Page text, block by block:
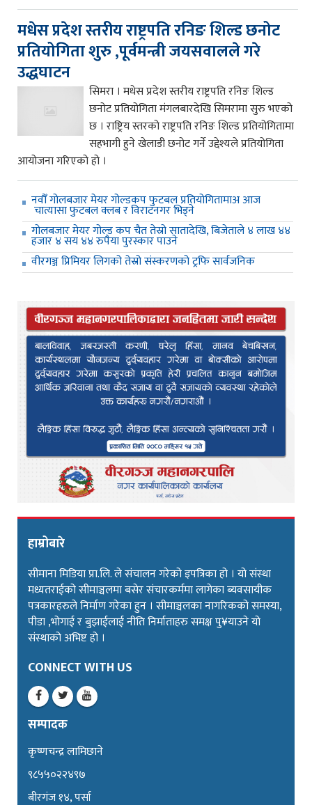
मधेस प्रदेश स्तरीय राष्ट्रपति रनिङ शिल्ड छनोट
प्रतियोगिता शुरु ,पूर्वमन्त्री जयसवालले गरे
उद्धघाटन
सिमरा । मधेस प्रदेश स्तरीय राष्ट्रपति रनिङ शिल्ड
छनोट प्रतियोगिता मंगलबारदेखि सिमरामा सुरु भएको
छ । राष्ट्रिय स्तरको राष्ट्रपति रनिङ शिल्ड प्रतियोगितामा
सहभागी हुने खेलाडी छनोट गर्ने उद्देश्यले प्रतियोगिता
आयोजना गरिएको हो ।
नवौँ गोलबजार मेयर गोल्डकप फुटबल प्रतियोगितामाअ आज
चात्यासा फुटबल क्लब र विराटनगर भिड्ने
गोलबजार मेयर गोल्ड कप चैत तेस्रो सातादेखि, बिजेताले ४ लाख ४४
हजार ४ सय ४४ रुपैया पुरस्कार पाउने
वीरगञ्ज प्रिमियर लिगको तेस्रो संस्करणको ट्रफि सार्वजनिक
हाम्रोबारे
सीमाना मिडिया प्रा.लि. ले संचालन गरेको इपत्रिका हो । यो संस्था
मध्यतराईको सीमाञ्चलमा बसेर संचारकर्ममा लागेका ब्यवसायीक
पत्रकारहरुले निर्माण गरेका हुन । सीमाञ्चलका नागरिकको समस्या,
पीडा ,भोगाई र बुझाईलाई नीति निर्माताहरु समक्ष पु¥याउने यो
संस्थाको अभिष्ट हो ।
CONNECT WITH US
सम्पादक
कृष्णचन्द्र लामिछाने
९८५५०२२४९७
बीरगंज १४, पर्सा